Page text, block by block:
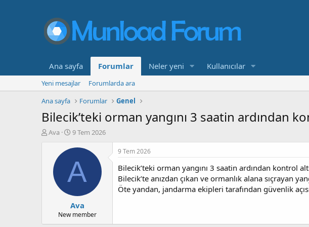
Ana sayfa Forumlar Neler yeni Kullanıcılar
Yeni mesajlar
Forumlarda ara
Ana sayfa
Forumlar Genel
Bilecik’teki orman yangını 3 saatin ardından
K
l
Ava
B
ş
a
n
ı
ç
t
a
9 Tem 2026
A
Ava
New member
9 Tem 2026
Bilecik’teki orman yangını 3 saatin ardından kontrol
Bilecik’te anızdan çıkan ve ormanlık alana sıçrayan
Öte yandan, jandarma ekipleri tarafından güvenlik